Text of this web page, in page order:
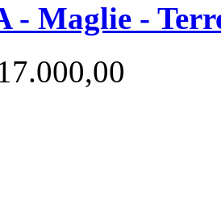
- Maglie -